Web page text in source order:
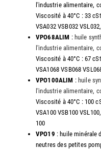
l'industrie alimentaire,
Viscosité à 40°C : 33
VSA032 VSB032
VPO68ALIM : huile
l'industrie alimentaire,
Viscosité à 40°C : 67
VSA1068 VSB068
VPO100ALIM : huile
l'industrie alimentaire,
Viscosité à 40°C : 100
VSA100 VSB100
100
VPO19 : huile minérale
neutres des petites